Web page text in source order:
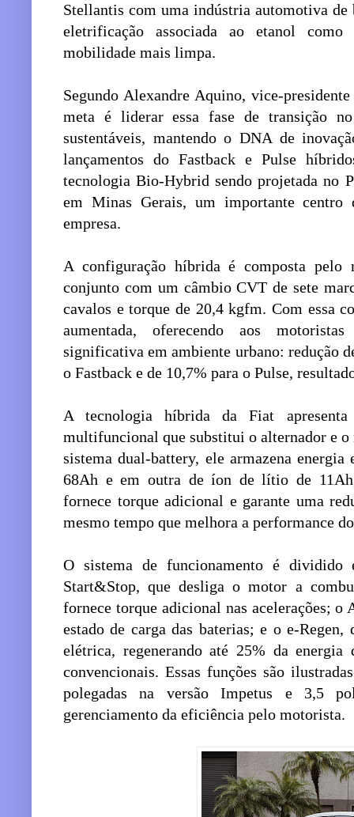
Stellantis com uma indústria automotiva de
eletrificação associada ao etanol
mobilidade mais limpa.
Segundo Alexandre Aquino, vice-
meta é liderar essa fase de transição
sustentáveis, mantendo o DNA de
lançamentos do Fastback e Pulse
tecnologia Bio-Hybrid sendo projetada no
em Minas Gerais, um importante centro
empresa.
A configuração híbrida é composta
conjunto com um câmbio CVT de sete
cavalos e torque de 20,4 kgfm. Com essa
aumentada, oferecendo aos
significativa em ambiente urbano: redução
o Fastback e de 10,7% para o Pulse,
A tecnologia híbrida da Fiat
multifuncional que substitui o alternador e
sistema dual-battery, ele armazena
68Ah e em outra de íon de lítio de
fornece torque adicional e garante uma
mesmo tempo que melhora a performance
O sistema de funcionamento é dividido
Start&Stop, que desliga o motor a
fornece torque adicional nas acelerações;
estado de carga das baterias; e o e-
elétrica, regenerando até 25% da energia
convencionais. Essas funções são
polegadas na versão Impetus e 3,5
gerenciamento da eficiência pelo motorista.